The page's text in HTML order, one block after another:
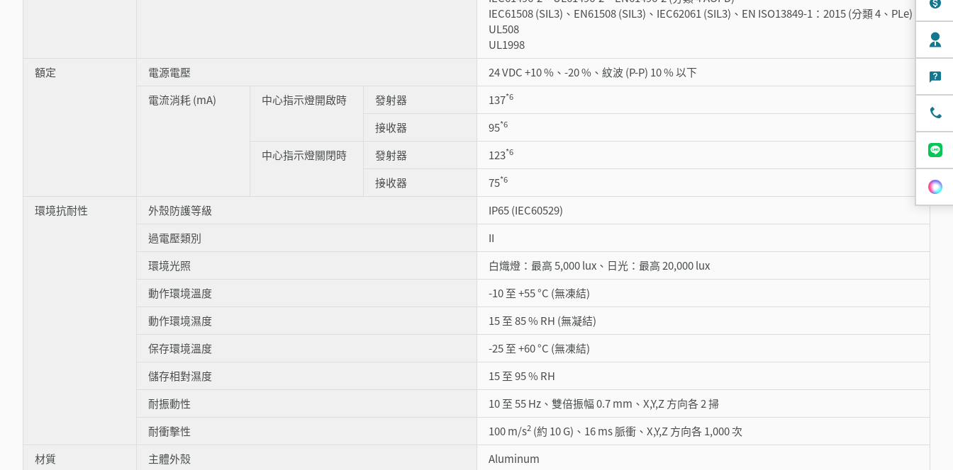
IEC61508 (SIL3)、EN61508 (SIL3)、IEC62061 (SIL3)、EN ISO13849-1：2015 (分類 4、PLe)
UL508
UL1998
額定
電源電壓
24 VDC +10 %、-20 %、紋波 (P-P) 10 % 以下
電流消耗 (mA)
中心指示燈開啟時 發射器 137*6
接收器 95*6
中心指示燈關閉時 發射器 123*6
接收器 75*6
環境抗耐性 外殼防護等級
IP65 (IEC60529)
過電壓類別
II
環境光照
白熾燈：最高 5,000 lux、日光：最高 20,000 lux
動作環境溫度
-10 至 +55 °C (無凍結)
動作環境濕度
15 至 85 % RH (無凝結)
保存環境溫度
-25 至 +60 °C (無凍結)
儲存相對濕度
15 至 95 % RH
耐振動性
10 至 55 Hz、雙倍振幅 0.7 mm、X,Y,Z 方向各 2 掃
耐衝擊性
100 m/s2 (約 10 G)、16 ms 脈衝、X,Y,Z 方向各 1,000 次
材質
主體外殼
Aluminum